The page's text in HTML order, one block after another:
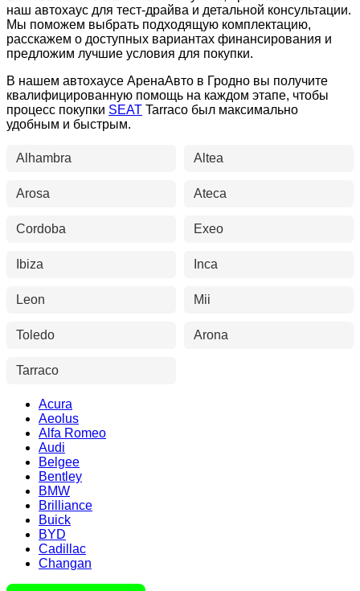
наш автохаус для тест-драйва и детальной консультации.
Мы поможем выбрать подходящую комплектацию,
расскажем о доступных вариантах финансирования и
предложим лучшие условия для покупки.
В нашем автохаусе АренаАвто в Гродно вы получите
квалифицированную помощь на каждом этапе, чтобы
процесс покупки SEAT Tarraco был максимально
удобным и быстрым.
Alhambra Altea
Arosa Ateca
Cordoba Exeo
Ibiza Inca
Leon Mii
Toledo Arona
Tarraco
Acura
Aeolus
Alfa Romeo
Audi
Belgee
Bentley
BMW
Brilliance
Buick
BYD
Cadillac
Changan